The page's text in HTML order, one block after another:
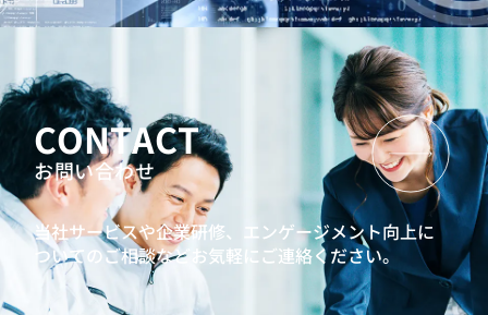
7つの習慣® for セールスパーソン
強みを認識して活用する、ストレングスワークショップ
リーダーシップ開発プログラム
インバスケット型研修
問題発見解決研修AIリテラシー向上研修
プロジェクトマネジメントワークショップ
30代向けキャリア研修：自分らしいライフキャリア形成と
は何か？
キャリアクラフトシリーズ：ミドル社員向けキャリア研修
CONTACT
お問い合わせ
当社サービスや企業研修、エンゲージメント向上に
ついてのご相談などお気軽にご連絡ください。